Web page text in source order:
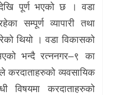
पूर्ण भएको छ । वडा
सम्पूर्ण व्यापारी तथा
थियो । वडा विकासको
भन्दै रत्ननगर–९ का
करदाताहरुको व्यवसायिक
विषयमा करदाताहरुको